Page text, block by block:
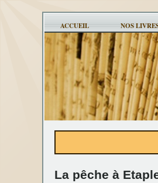
ACCUEIL NOS
La pêche à